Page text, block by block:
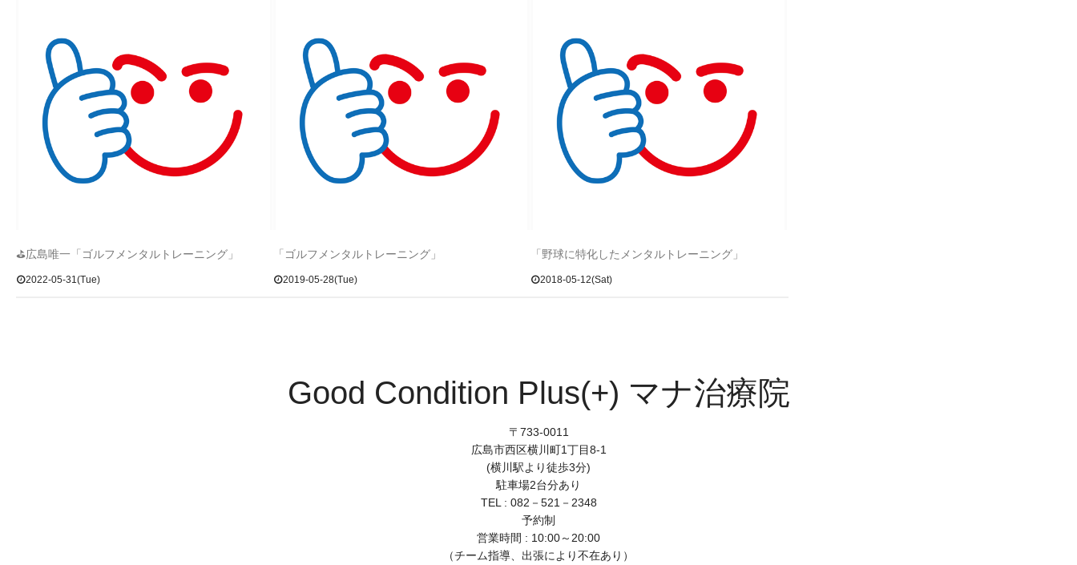
⛳広島唯一「ゴルフメンタルトレーニング」
2022-05-31(Tue)
「ゴルフメンタルトレーニング」
2019-05-28(Tue)
「野球に特化したメンタルトレーニング」
2018-05-12(Sat)
Good Condition Plus(+) マナ治療院
〒733-0011
広島市西区横川町1丁目8-1
(横川駅より徒歩3分)
駐車場2台分あり
TEL : 082－521－2348
予約制
営業時間 : 10:00～20:00
（チーム指導、出張により不在あり）